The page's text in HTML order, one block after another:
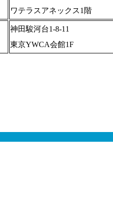
ワテラスアネックス1階
神田駿河台1-8-11
東京YWCA会館1F